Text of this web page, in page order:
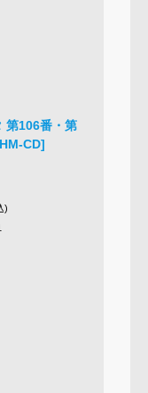
第106番・第
CD]
)